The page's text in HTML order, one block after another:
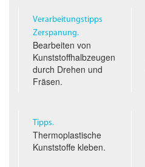
Verarbeitungstipps
Zerspanung.
Bearbeiten von
Kunststoffhalbzeugen
durch Drehen und
Fräsen.
Tipps.
Thermoplastische
Kunststoffe kleben.